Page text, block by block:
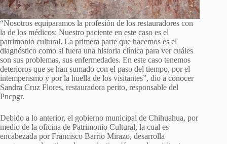
“Nosotros equiparamos la profesión de los restauradores con
la de los médicos: Nuestro paciente en este caso es el
patrimonio cultural. La primera parte que hacemos es el
diagnóstico como si fuera una historia clínica para ver cuáles
son sus problemas, sus enfermedades. En este caso tenemos
deterioros que se han sumado con el paso del tiempo, por el
intemperismo y por la huella de los visitantes”, dio a conocer
Sandra Cruz Flores, restauradora perito, responsable del
Pncpgr.
Debido a lo anterior, el gobierno municipal de Chihuahua, por
medio de la oficina de Patrimonio Cultural, la cual es
encabezada por Francisco Barrio Mirazo, desarrolla